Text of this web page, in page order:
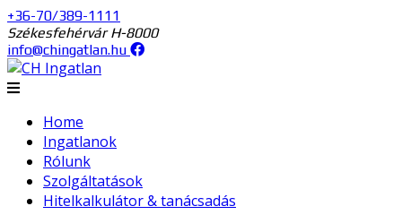
+36-70/389-1111
Székesfehérvár H-8000
info@chingatlan.hu
Home
Ingatlanok
Rólunk
Szolgáltatások
Hitelkalkulátor & tanácsadás